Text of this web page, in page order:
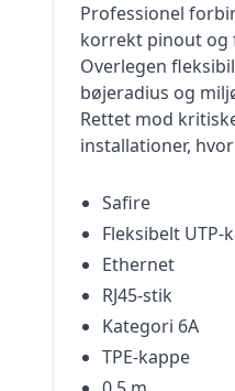
Professionel
korrekt pinout og
Overlegen
bøjeradius og
Rettet mod
installationer,
Safire
Fleksibelt UTP-
Ethernet
RJ45-stik
Kategori 6A
TPE-kappe